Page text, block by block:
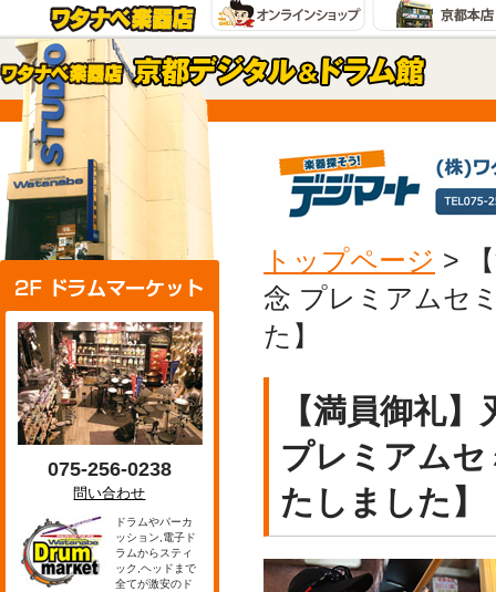
075-256-0238
問い合わせ
ドラムやパーカ
ッション,電子ド
ラムからスティ
ック,ヘッドまで
全てが激安のド
トップページ >
念 プレミアムセ
た】
【満員御礼
プレミアム
たしました】